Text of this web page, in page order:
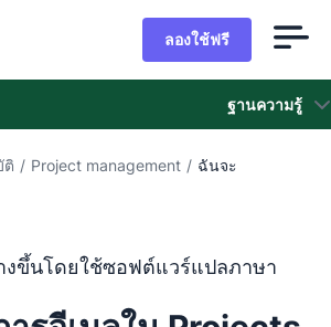
ลองใช้ฟรี
ฐานความรู้
ติ / Project management / ฉันจะ
าษาอังกฤษโดยใช้ซอฟต์แวร์แปลภาษาแ
งขึ้นโดยใช้ซอฟต์แวร์แปลภาษา